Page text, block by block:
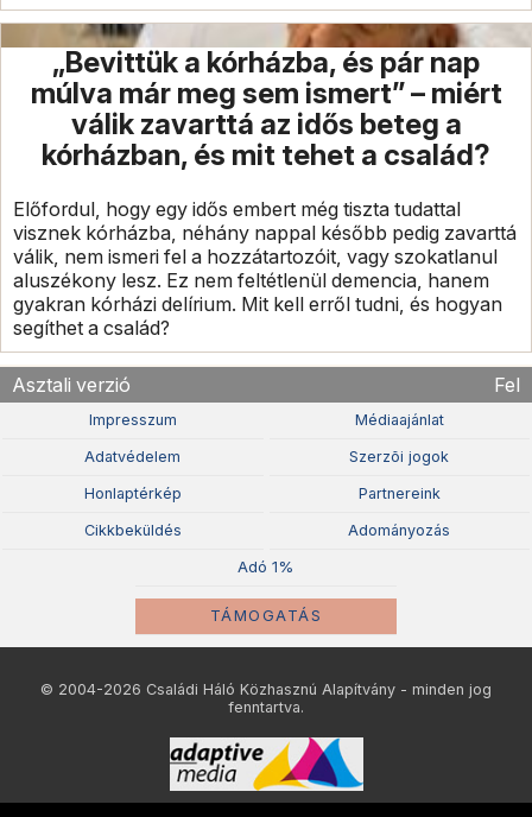
„Bevittük a kórházba, és pár nap
múlva már meg sem ismert” – miért
válik zavarttá az idős beteg a
kórházban, és mit tehet a család?
Előfordul, hogy egy idős embert még tiszta tudattal
visznek kórházba, néhány nappal később pedig zavarttá
válik, nem ismeri fel a hozzátartozóit, vagy szokatlanul
aluszékony lesz. Ez nem feltétlenül demencia, hanem
gyakran kórházi delírium. Mit kell erről tudni, és hogyan
segíthet a család?
Asztali verzió Fel
Impresszum Médiaajánlat
Adatvédelem Szerzõi jogok
Honlaptérkép Partnereink
Cikkbeküldés Adományozás
Adó 1%
TÁMOGATÁS
© 2004-2026 Családi Háló Közhasznú Alapítvány - minden jog
fenntartva.